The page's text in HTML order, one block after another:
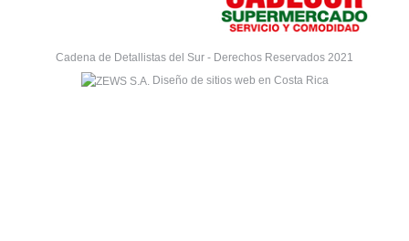
Cadena de Detallistas del Sur - Derechos Reservados 2021
Diseño de sitios web en Costa Rica